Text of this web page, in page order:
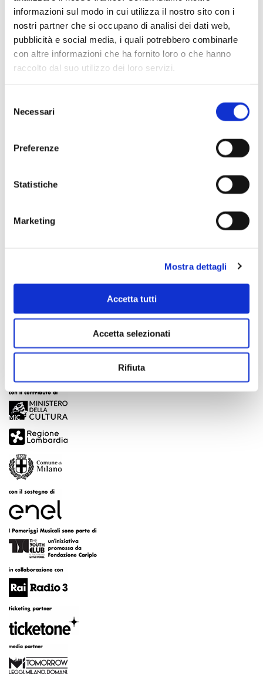
informazioni sul modo in cui utilizza il nostro sito con i
nostri partner che si occupano di analisi dei dati web,
pubblicità e social media, i quali potrebbero combinarle
con altre informazioni che ha fornito loro o che hanno
raccolto dal suo utilizzo dei loro servizi.
delNecessari
Preferenze
Statistiche
Marketing
Mostra dettagli
Accetta tutti
Accetta selezionati
Rifiuta
Scopri di più